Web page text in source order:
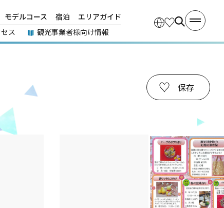
モデルコース 宿泊
エリアガイド
ス 観光事業者様向け情報
保存